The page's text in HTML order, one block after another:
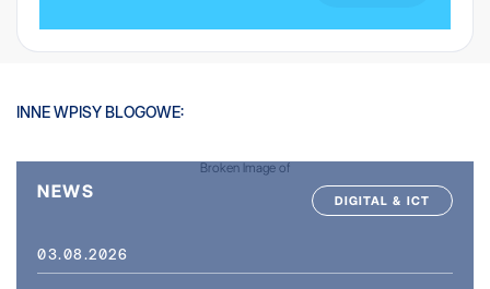
INNE WPISY BLOGOWE:
NEWS DIGITAL & ICT
03.08.2026